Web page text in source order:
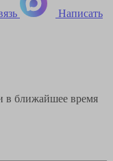
Написать
в ближайшее время